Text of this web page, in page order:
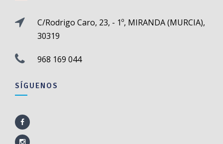
C/Rodrigo Caro, 23, - 1º, MIRANDA (MURCIA),
30319
968 169 044
SÍGUENOS